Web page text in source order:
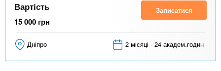
Вартість
15 000 грн
Записатися
Дніпро 2 місяці - 24 академ.годин